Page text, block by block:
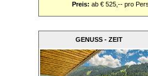
Preis: ab € 525,-- pro
GENUSS - ZEIT